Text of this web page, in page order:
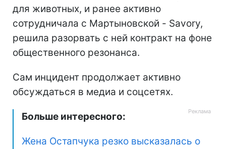
для животных, и ранее активно
сотрудничала с Мартыновской - Savory,
решила разорвать с ней контракт на фоне
общественного резонанса.
Сам инцидент продолжает активно
обсуждаться в медиа и соцсетях.
Больше интересного:
Жена Остапчука резко высказалась о